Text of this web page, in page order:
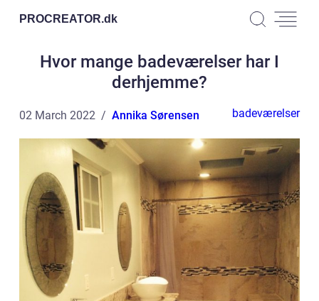
PROCREATOR.dk
Hvor mange badeværelser har I
derhjemme?
02 March 2022 Annika Sørensen badeværelser